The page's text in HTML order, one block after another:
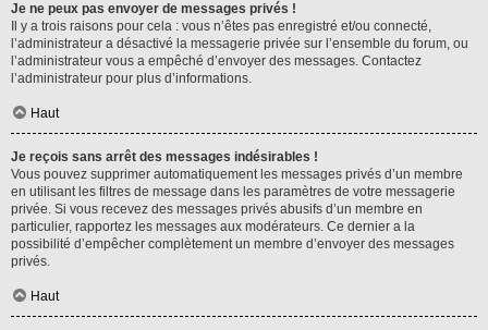
Je ne peux pas envoyer de messages privés !
Il y a trois raisons pour cela : vous n’êtes pas enregistré et/ou connecté,
l’administrateur a désactivé la messagerie privée sur l’ensemble du forum, ou
l’administrateur vous a empêché d’envoyer des messages. Contactez
l’administrateur pour plus d’informations.
Haut
Je reçois sans arrêt des messages indésirables !
Vous pouvez supprimer automatiquement les messages privés d’un membre
en utilisant les filtres de message dans les paramètres de votre messagerie
privée. Si vous recevez des messages privés abusifs d’un membre en
particulier, rapportez les messages aux modérateurs. Ce dernier a la
possibilité d’empêcher complètement un membre d’envoyer des messages
privés.
Haut